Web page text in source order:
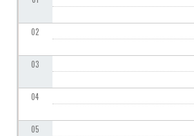
02
03
04
05